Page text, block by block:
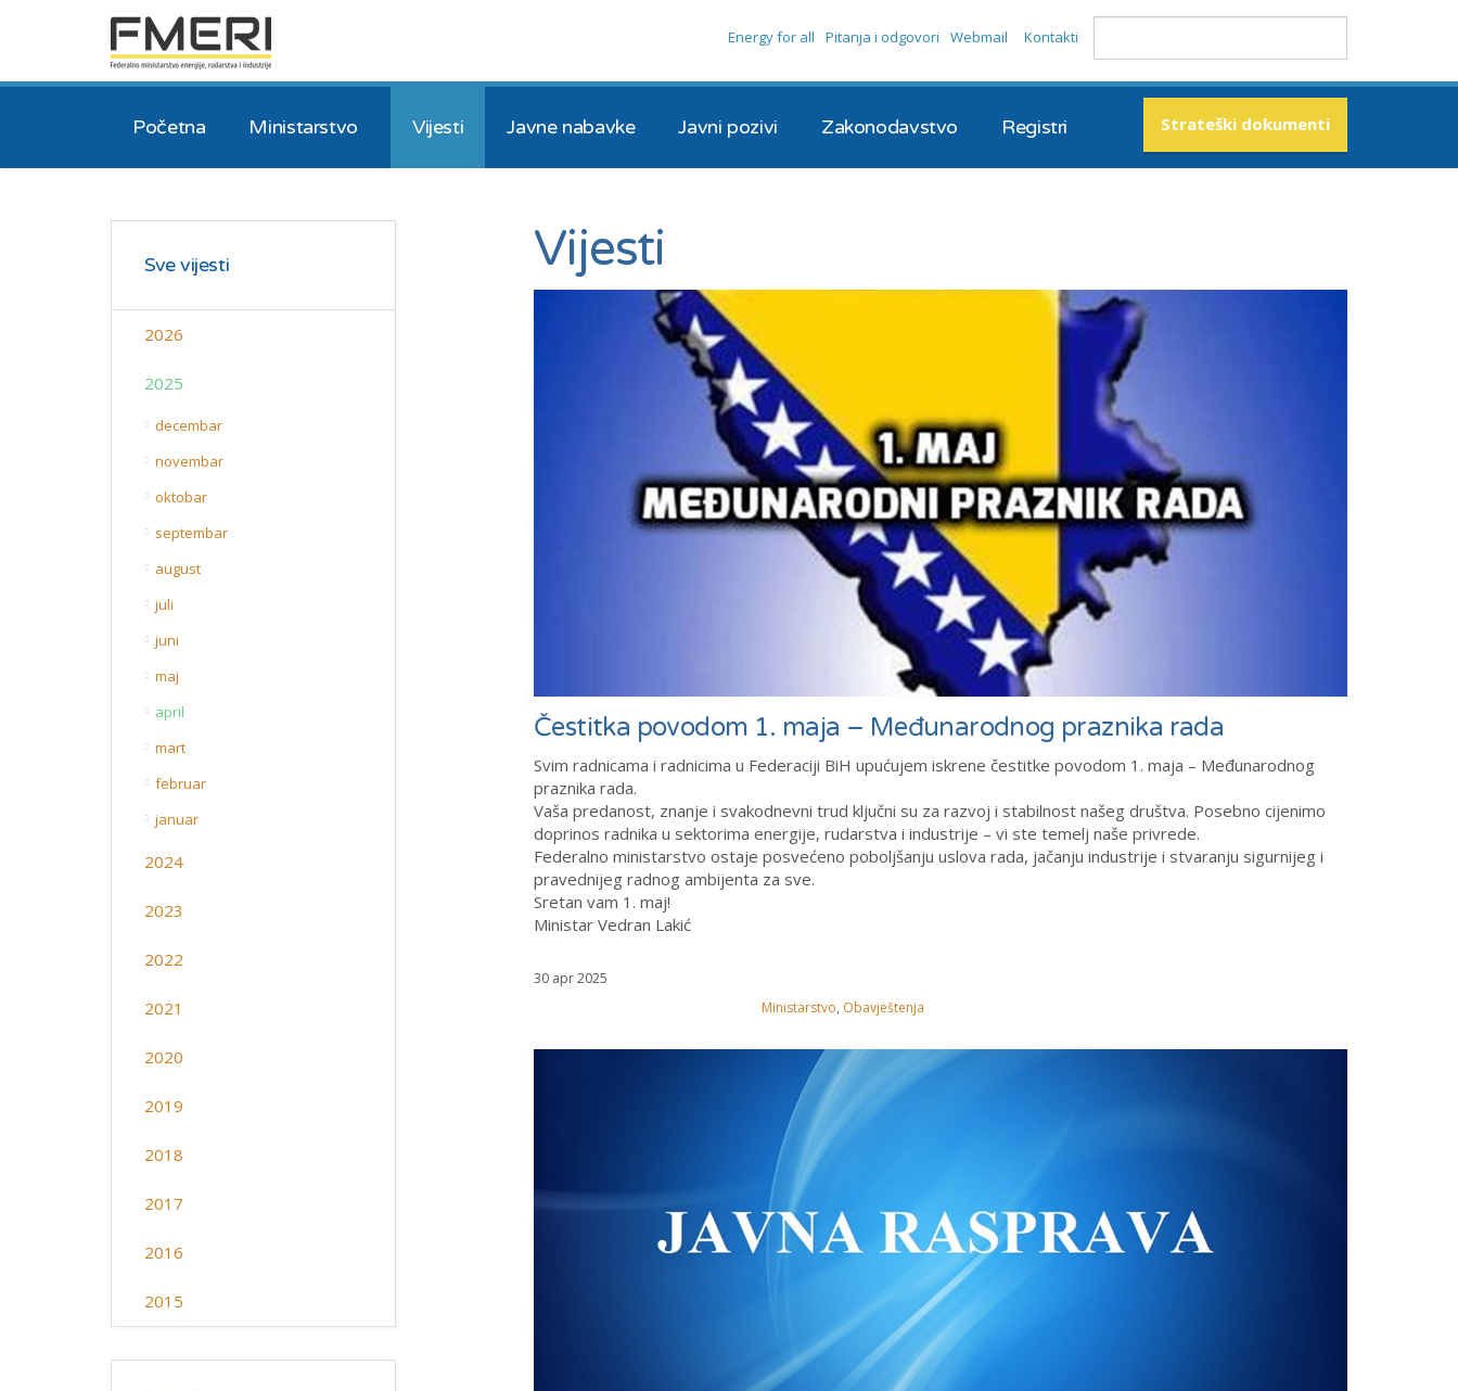
Strateški dokumenti
Početna Ministarstvo Vijesti Javne nabavke Javni pozivi Zakonodavstvo Registri
Energy for all Pitanja i odgovori Webmail Kontakti
Vijesti
Čestitka povodom 1. maja – Međunarodnog praznika rada
Svim radnicama i radnicima u Federaciji BiH upućujem iskrene čestitke povodom 1. maja – Međunarodnog
praznika rada.
Vaša predanost, znanje i svakodnevni trud ključni su za razvoj i stabilnost našeg društva. Posebno cijenimo
doprinos radnika u sektorima energije, rudarstva i industrije – vi ste temelj naše privrede.
Federalno ministarstvo ostaje posvećeno poboljšanju uslova rada, jačanju industrije i stvaranju sigurnijeg i
pravednijeg radnog ambijenta za sve.
Sretan vam 1. maj!
Ministar Vedran Lakić
30 apr 2025
Ministarstvo, Obavještenja
Sve vijesti
2026
2025
decembar
novembar
oktobar
septembar
august
juli
juni
maj
april
mart
februar
januar
2024
2023
2022
2021
2020
2019
2018
2017
2016
2015